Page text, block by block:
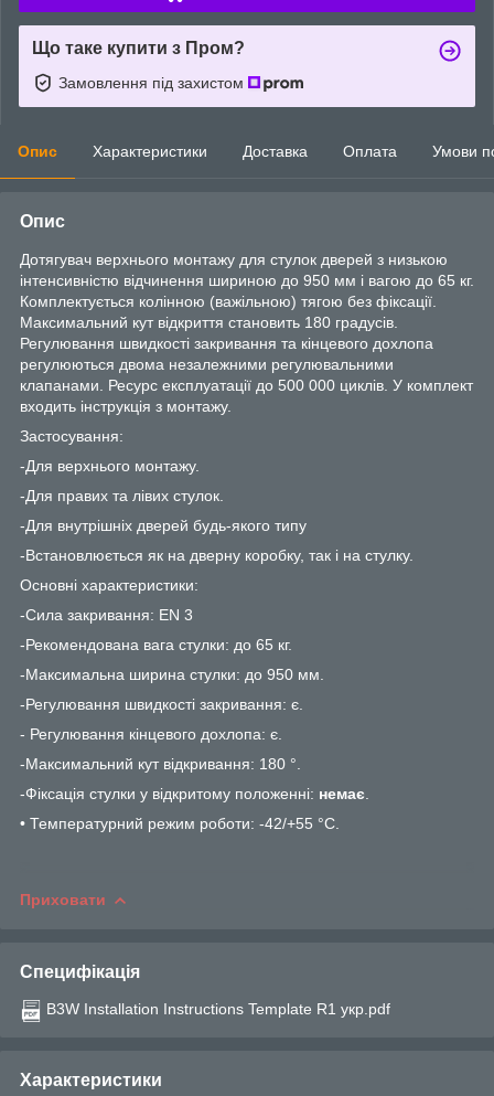
Що таке купити з Пром?
Замовлення під захистом
Опис Характеристики Доставка Оплата Умови
Опис
Дотягувач верхнього монтажу для стулок дверей з низькою
інтенсивністю відчинення шириною до 950 мм і вагою до 65 кг.
Комплектується колінною (важільною) тягою без фіксації.
Максимальний кут відкриття становить 180 градусів.
Регулювання швидкості закривання та кінцевого дохлопа
регулюються двома незалежними регулювальними
клапанами. Ресурс експлуатації до 500 000 циклів. У комплект
входить інструкція з монтажу.
Застосування:
-Для верхнього монтажу.
-Для правих та лівих стулок.
-Для внутрішніх дверей будь-якого типу
-Встановлюється як на дверну коробку, так і на стулку.
Основні характеристики:
-Сила закривання: EN 3
-Рекомендована вага стулки: до 65 кг.
-Максимальна ширина стулки: до 950 мм.
-Регулювання швидкості закривання: є.
- Регулювання кінцевого дохлопа: є.
-Максимальний кут відкривання: 180 °.
-Фіксація стулки у відкритому положенні: немає
• Температурний режим роботи: -42/+55 °С.
Приховати
Специфікація
B3W Installation Instructions Template R1 укр.pdf
Характеристики